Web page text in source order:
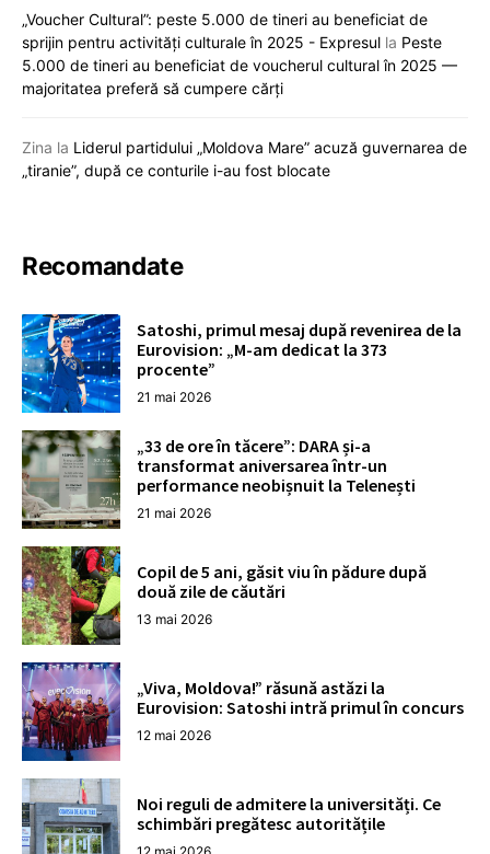
„Voucher Cultural”: peste 5.000 de tineri au beneficiat de
sprijin pentru activități culturale în 2025 - Expresul la Peste
5.000 de tineri au beneficiat de voucherul cultural în 2025 —
majoritatea preferă să cumpere cărți
Zina la Liderul partidului „Moldova Mare” acuză guvernarea de
„tiranie”, după ce conturile i-au fost blocate
Recomandate
Satoshi, primul mesaj după revenirea de la
Eurovision: „M-am dedicat la 373
procente”
21 mai 2026
„33 de ore în tăcere”: DARA și-a
transformat aniversarea într-un
performance neobișnuit la Telenești
21 mai 2026
Copil de 5 ani, găsit viu în pădure după
două zile de căutări
13 mai 2026
„Viva, Moldova!” răsună astăzi la
Eurovision: Satoshi intră primul în concurs
12 mai 2026
Noi reguli de admitere la universități. Ce
schimbări pregătesc autoritățile